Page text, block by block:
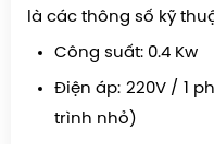
là các thông số kỹ
Công suất: 0.4 Kw
Điện áp: 220V / 1
trình nhỏ)